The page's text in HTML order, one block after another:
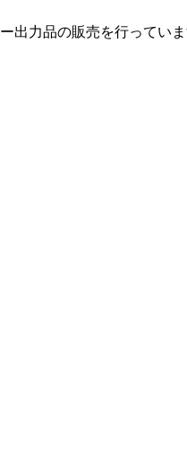
出力品の販売を行っていま